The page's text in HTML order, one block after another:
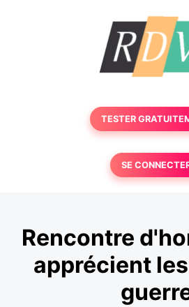
TESTER
SE
Rencontre
apprécient